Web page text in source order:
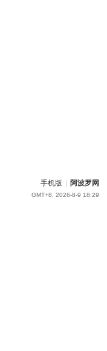
手机版 阿波罗网
GMT+8, 2026-8-9 18:29